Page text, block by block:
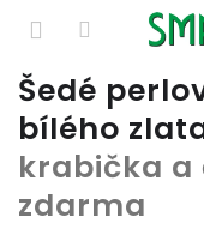
Přejít
na
obsah
Šedé
bílého
krabička
zdarma